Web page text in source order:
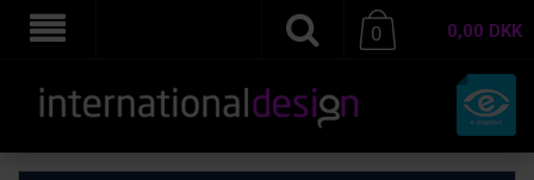
0,00 DKK
0